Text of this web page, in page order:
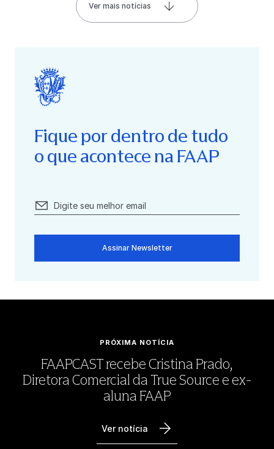
Ver mais notícias
Fique por dentro de tudo
o que acontece na FAAP
Assinar Newsletter
PRÓXIMA NOTÍCIA
FAAPCAST recebe Cristina Prado,
Diretora Comercial da True Source e ex-
aluna FAAP
Ver notícia